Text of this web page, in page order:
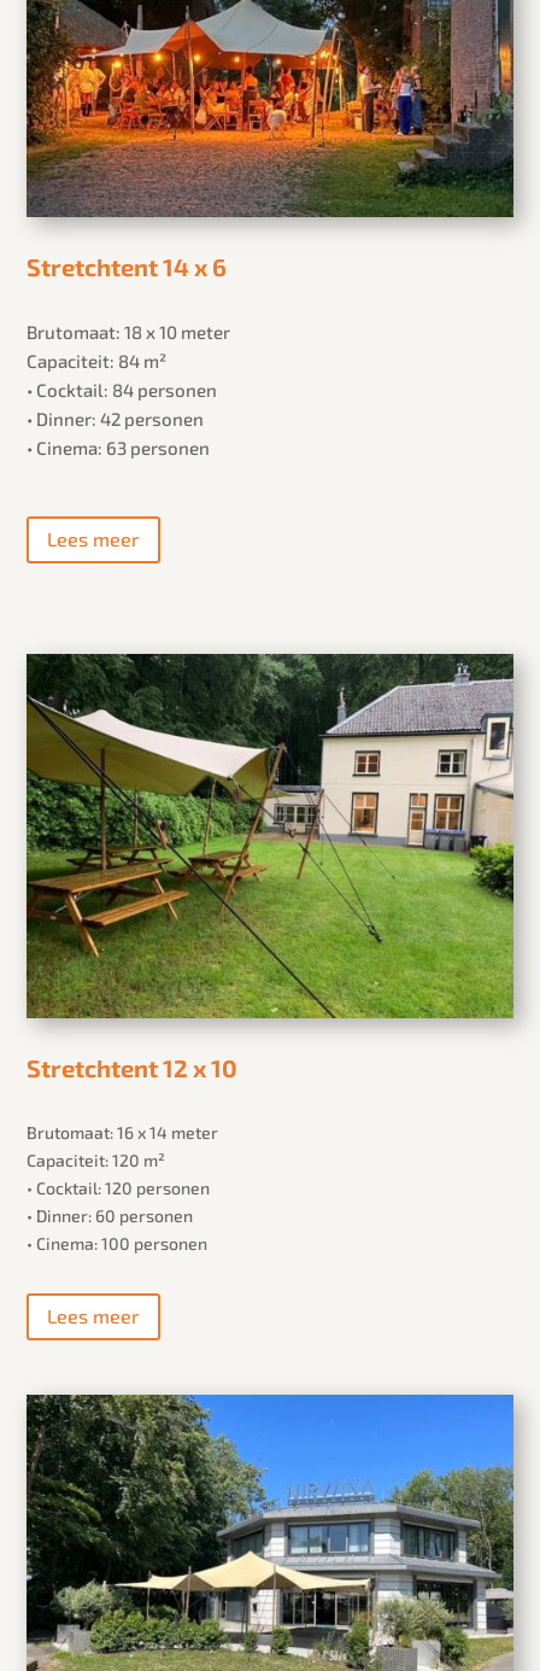
Stretchtent 14 x 6
Brutomaat: 18 x 10 meter
Capaciteit: 84 m²
• Cocktail: 84 personen
• Dinner: 42 personen
• Cinema: 63 personen
Lees meer
Stretchtent 12 x 10
Brutomaat: 16 x 14 meter
Capaciteit: 120 m²
• Cocktail: 120 personen
• Dinner: 60 personen
• Cinema: 100 personen
Lees meer